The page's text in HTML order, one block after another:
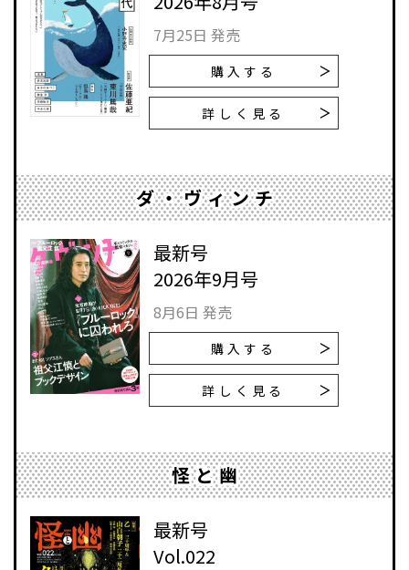
7月25日 発売
購入する
詳しく見る
ダ・ヴィンチ
最新号
2026年9月号
8月6日 発売
購入する
詳しく見る
怪と幽
最新号
Vol.022